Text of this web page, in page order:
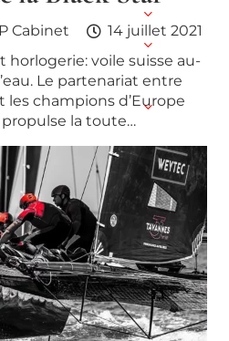
Cabinet
14 juillet 2021
horlogerie: voile suisse au-
Le partenariat entre
les champions d’Europe
propulse la toute…